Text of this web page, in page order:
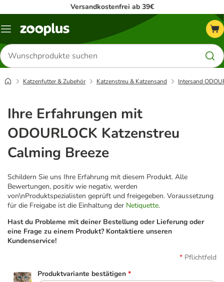
Versandkostenfrei ab 39€
Menü
Produkte
suchen
Katzenfutter & Zubehör Katzenstreu & Katzensand Intersand
Ihre Erfahrungen mit
ODOURLOCK Katzenstreu
Calming Breeze
Schildern Sie uns Ihre Erfahrung mit diesem Produkt. Alle
Bewertungen, positiv wie negativ, werden
von\nProduktspezialisten geprüft und freigegeben. Voraussetzung
für die Freigabe ist die Einhaltung der Netiquette.
Hast du Probleme mit deiner Bestellung oder Lieferung oder
eine Frage zu einem Produkt? Kontaktiere unseren
Kundenservice!
Pflichtfeld
Produktvariante bestätigen *